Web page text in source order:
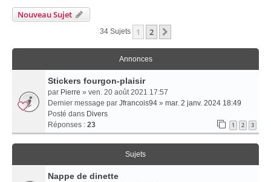
Nouveau Sujet
34 Sujets 1 2
Annonces
Stickers fourgon-plaisir
par Pierre » ven. 20 août 2021 17:57
Dernier message par Jfrancois94 » mar. 2 janv. 2024 18:49
Posté dans Divers
Réponses : 23 1 2 3
Sujets
Nappe de dinette